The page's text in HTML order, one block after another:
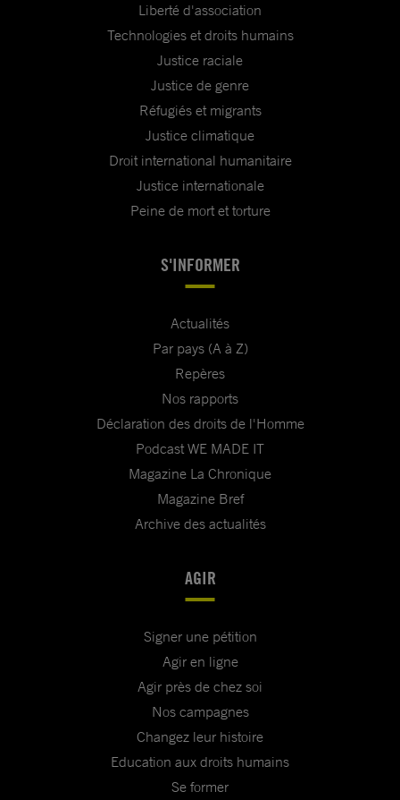
Liberté d'association
Technologies et droits humains
Justice raciale
Justice de genre
Réfugiés et migrants
Justice climatique
Droit international humanitaire
Justice internationale
Peine de mort et torture
S'INFORMER
Actualités
Par pays (A à Z)
Repères
Nos rapports
Déclaration des droits de l'Homme
Podcast WE MADE IT
Magazine La Chronique
Magazine Bref
Archive des actualités
AGIR
Signer une pétition
Agir en ligne
Agir près de chez soi
Nos campagnes
Changez leur histoire
Education aux droits humains
Se former